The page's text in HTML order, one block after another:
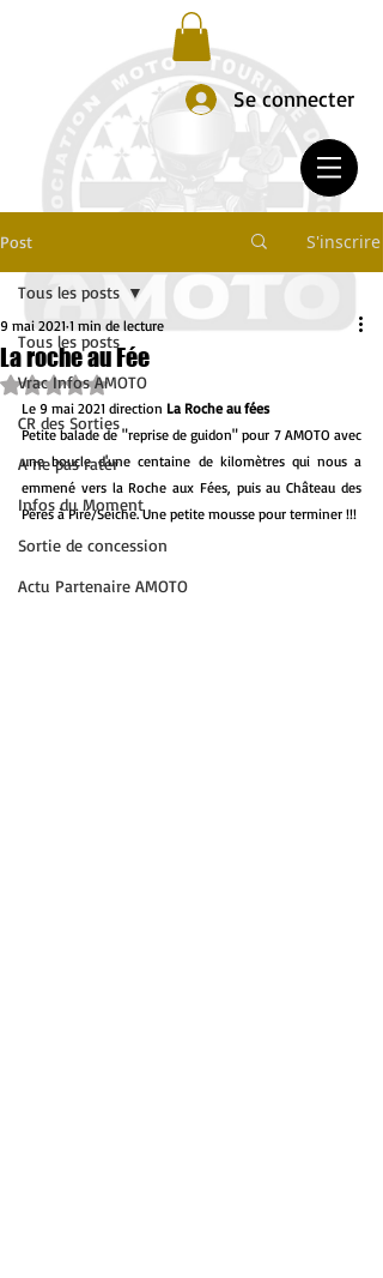
Se connecter
Post S'inscrire
Tous les posts
Vrac Infos AMOTO
CR des Sorties
A ne pas rater
Infos du Moment
Sortie de concession
Actu Partenaire AMOTO
Tous les posts
La roche au Fée
9 mai 2021 1 min de lecture
Noté NaN étoiles sur 5.
Le 9 mai 2021 direction La Roche au fées
Petite balade de "reprise de guidon" pour 7 AMOTO avec
une boucle d'une centaine de kilomètres qui nous a
emmené vers la Roche aux Fées, puis au Château des
Pères à Piré/Seiche. Une petite mousse pour terminer !!!